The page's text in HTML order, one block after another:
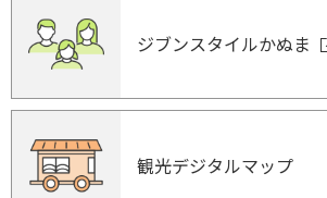
ジブンスタイルかぬま
観光デジタルマップ